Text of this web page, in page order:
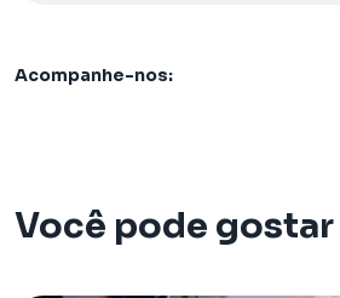
Acompanhe-nos:
Você pode